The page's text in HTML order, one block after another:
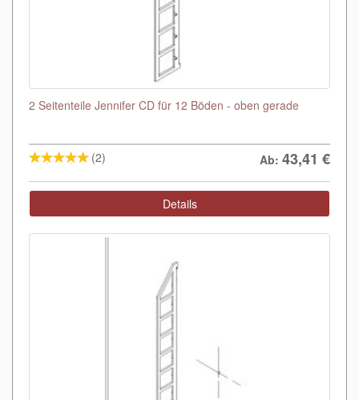
2 Seitenteile Jennifer CD für 12 Böden - oben gerade
(2) Ab: 43,41 €
Details